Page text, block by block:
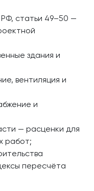
статьи 49–50 —
здания и
вентиляция и
и
— расценки для
работ;
пересчёта